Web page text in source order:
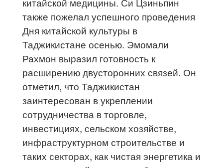
также пожелал успешного проведения
Дня китайской культуры в
Таджикистане осенью. Эмомали
Рахмон выразил готовность к
расширению двусторонних связей. Он
отметил, что Таджикистан
заинтересован в укреплении
сотрудничества в торговле,
инвестициях, сельском хозяйстве,
инфраструктурном строительстве и
таких секторах, как чистая энергетика и